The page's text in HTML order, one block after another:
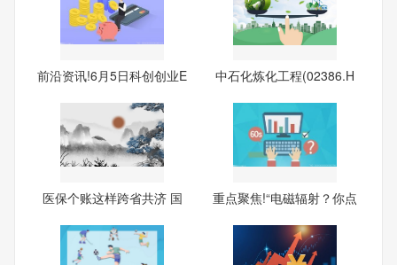
前沿资讯!6月5日科创创业E
中石化炼化工程(02386.H
医保个账这样跨省共济 国
重点聚焦!“电磁辐射？你点